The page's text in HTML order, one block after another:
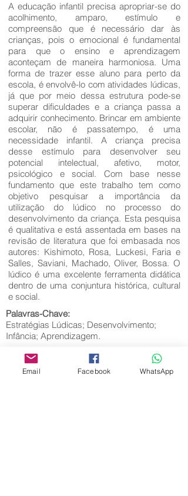
A educação infantil precisa apropriar-se do
acolhimento, amparo, estímulo e
compreensão que é necessário dar às
crianças, pois o emocional é fundamental
para que o ensino e aprendizagem
aconteçam de maneira harmoniosa. Uma
forma de trazer esse aluno para perto da
escola, é envolvê-lo com atividades lúdicas,
já que por meio dessa estrutura pode-se
superar dificuldades e a criança passa a
adquirir conhecimento. Brincar em ambiente
escolar, não é passatempo, é uma
necessidade infantil. A criança precisa
desse estímulo para desenvolver seu
potencial intelectual, afetivo, motor,
psicológico e social. Com base nesse
fundamento que este trabalho tem como
objetivo pesquisar a importância da
utilização do lúdico no processo do
desenvolvimento da criança. Esta pesquisa
é qualitativa e está assentada em bases na
revisão de literatura que foi embasada nos
autores: Kishimoto, Rosa, Luckesi, Faria e
Salles, Saviani, Machado, Oliver, Bossa. O
lúdico é uma excelente ferramenta didática
dentro de uma conjuntura histórica, cultural
e social.
Palavras-Chave:
Estratégias Lúdicas; Desenvolvimento;
Infância; Aprendizagem.
Email Facebook WhatsApp